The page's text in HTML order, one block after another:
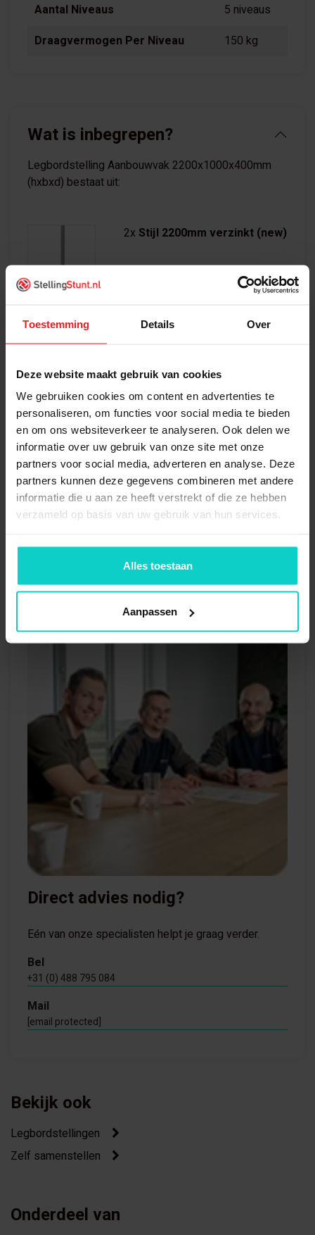
Toestemming Details Over
Deze website maakt gebruik van cookies
We gebruiken cookies om content en advertenties te
personaliseren, om functies voor social media te bieden
en om ons websiteverkeer te analyseren. Ook delen we
informatie over uw gebruik van onze site met onze
partners voor social media, adverteren en analyse. Deze
partners kunnen deze gegevens combineren met andere
informatie die u aan ze heeft verstrekt of die ze hebben
verzameld op basis van uw gebruik van hun services.
Alles toestaan
Aanpassen
Aantal Niveaus
5 niveaus
Draagvermogen Per Niveau
150 kg
Wat is inbegrepen?
Legbordstelling Aanbouwvak 2200x1000x400mm
(hxbxd) bestaat uit:
2x Stijl 2200mm verzinkt (new)
Voetplaat staal klein (enkel)
10xLegbord 980x200mm
(new)
10xDrager 400mm (new)
Direct advies nodig?
Eén van onze specialisten helpt je graag verder.
Bel
+31 (0) 488 795 084
Mail
[email protected]
Bekijk ook
Legbordstellingen
Zelf samenstellen
Onderdeel van